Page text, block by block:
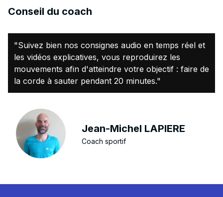
Conseil du coach
"Suivez bien nos consignes audio en temps réel et
les vidéos explicatives, vous reproduirez les
mouvements afin d'atteindre votre objectif : faire de
la corde à sauter pendant 20 minutes."
Jean-Michel LAPIERE
Coach sportif